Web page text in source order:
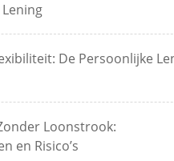
De Persoonlijke
Loonstrook:
en Risico’s